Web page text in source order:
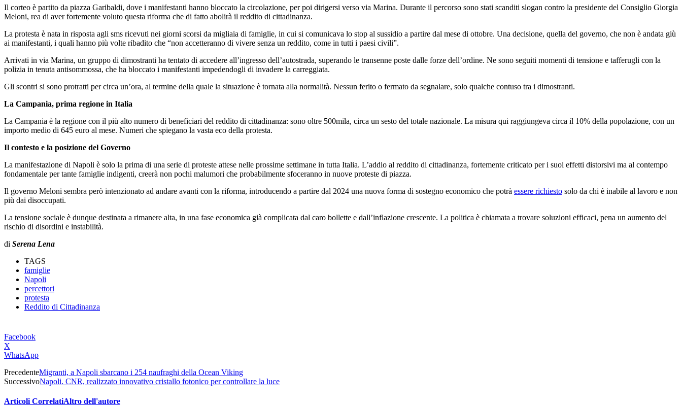
Il corteo è partito da piazza Garibaldi, dove i manifestanti hanno bloccato la circolazione, per poi dirigersi verso via Marina. Durante il percorso sono stati scanditi slogan contro la presidente del Consiglio Giorgia
Meloni, rea di aver fortemente voluto questa riforma che di fatto abolirà il reddito di cittadinanza.
La protesta è nata in risposta agli sms ricevuti nei giorni scorsi da migliaia di famiglie, in cui si comunicava lo stop al sussidio a partire dal mese di ottobre. Una decisione, quella del governo, che non è andata giù
ai manifestanti, i quali hanno più volte ribadito che “non accetteranno di vivere senza un reddito, come in tutti i paesi civili”.
Arrivati in via Marina, un gruppo di dimostranti ha tentato di accedere all’ingresso dell’autostrada, superando le transenne poste dalle forze dell’ordine. Ne sono seguiti momenti di tensione e tafferugli con la
polizia in tenuta antisommossa, che ha bloccato i manifestanti impedendogli di invadere la carreggiata.
Gli scontri si sono protratti per circa un’ora, al termine della quale la situazione è tornata alla normalità. Nessun ferito o fermato da segnalare, solo qualche contuso tra i dimostranti.
La Campania, prima regione in Italia
La Campania è la regione con il più alto numero di beneficiari del reddito di cittadinanza: sono oltre 500mila, circa un sesto del totale nazionale. La misura qui raggiungeva circa il 10% della popolazione, con un
importo medio di 645 euro al mese. Numeri che spiegano la vasta eco della protesta.
Il contesto e la posizione del Governo
La manifestazione di Napoli è solo la prima di una serie di proteste attese nelle prossime settimane in tutta Italia. L’addio al reddito di cittadinanza, fortemente criticato per i suoi effetti distorsivi ma al contempo
fondamentale per tante famiglie indigenti, creerà non pochi malumori che probabilmente sfoceranno in nuove proteste di piazza.
Il governo Meloni sembra però intenzionato ad andare avanti con la riforma, introducendo a partire dal 2024 una nuova forma di sostegno economico che potrà essere richiesto solo da chi è inabile al lavoro e non
più dai disoccupati.
La tensione sociale è dunque destinata a rimanere alta, in una fase economica già complicata dal caro bollette e dall’inflazione crescente. La politica è chiamata a trovare soluzioni efficaci, pena un aumento del
rischio di disordini e instabilità.
di Serena Lena
TAGS
famiglie
Napoli
percettori
protesta
Reddito di Cittadinanza
Facebook
X
WhatsApp
PrecedenteMigranti, a Napoli sbarcano i 254 naufraghi della Ocean Viking
SuccessivoNapoli. CNR, realizzato innovativo cristallo fotonico per controllare la luce
Articoli CorrelatiAltro dell'autore